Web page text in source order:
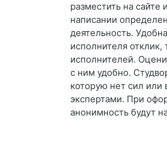
разместить на
написании
деятельность.
исполнителя
исполнителей.
с ним удобно.
которую нет сил или
экспертами. При
анонимность будут